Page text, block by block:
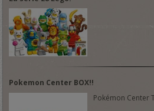
Pokemon Center BOX!!
Pokémon Center